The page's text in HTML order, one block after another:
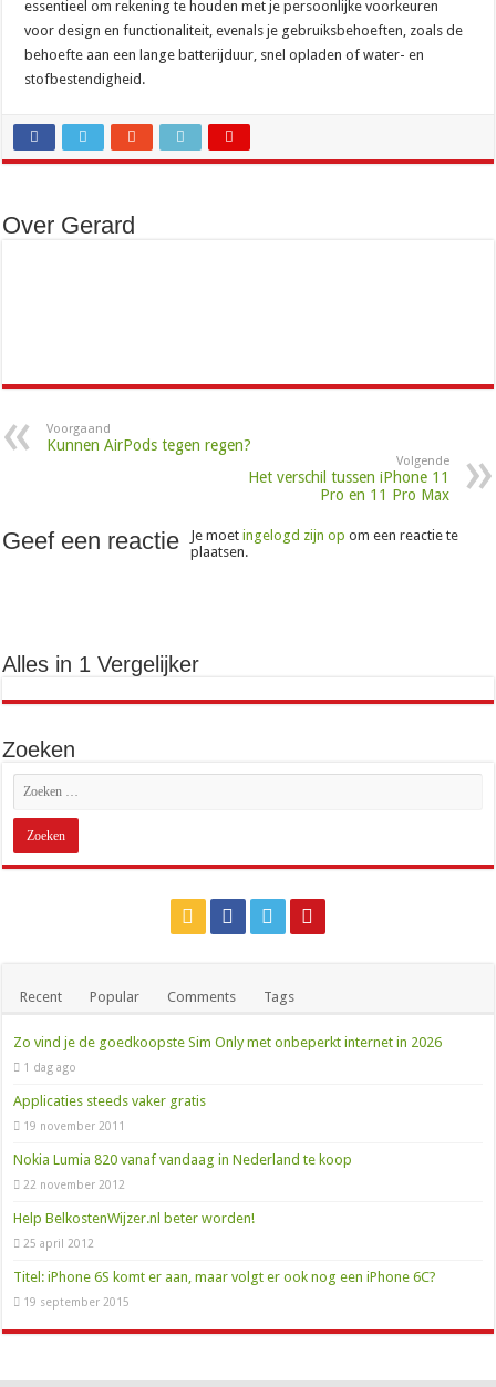
essentieel om rekening te houden met je persoonlijke voorkeuren
voor design en functionaliteit, evenals je gebruiksbehoeften, zoals de
behoefte aan een lange batterijduur, snel opladen of water- en
stofbestendigheid.
Over Gerard
Voorgaand
Kunnen AirPods tegen regen?
Volgende
Het verschil tussen iPhone 11
Pro en 11 Pro Max
Geef een reactie Je moetingelogd zijn op om een reactie te
plaatsen.
Alles in 1 Vergelijker
Zoeken
Recent Popular Comments Tags
Zo vind je de goedkoopste Sim Only met onbeperkt internet in 2026
1 dag ago
Applicaties steeds vaker gratis
19 november 2011
Nokia Lumia 820 vanaf vandaag in Nederland te koop
22 november 2012
Help BelkostenWijzer.nl beter worden!
25 april 2012
Titel: iPhone 6S komt er aan, maar volgt er ook nog een iPhone 6C?
19 september 2015